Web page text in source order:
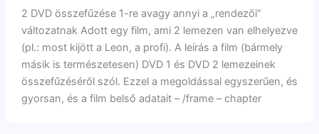
2 DVD összefűzése 1-re avagy annyi a „rendezői”
változatnak Adott egy film, ami 2 lemezen van elhelyezve
(pl.: most kijött a Leon, a profi). A leírás a film (bármely
másik is természetesen) DVD 1 és DVD 2 lemezeinek
összefűzéséről szól. Ezzel a megoldással egyszerűen, és
gyorsan, és a film belső adatait – /frame – chapter